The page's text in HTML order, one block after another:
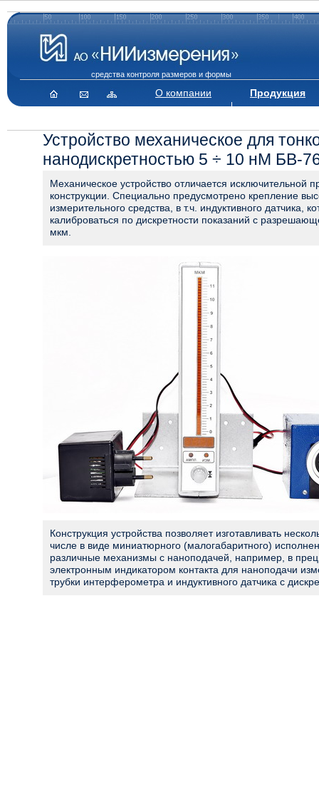
средства контроля размеров и формы
О компании Продукция
Устройство механическое для
нанодискретностью 5 ÷ 10 нМ БВ-
Механическое устройство отличается исключительной
конструкции. Специально предусмотрено крепление
измерительного средства, в т.ч. индуктивного датчика,
калиброваться по дискретности показаний с
мкм.
Конструкция устройства позволяет изготавливать
числе в виде миниатюрного (малогабаритного)
различные механизмы с наноподачей, например, в
электронным индикатором контакта для наноподачи
трубки интерферометра и индуктивного датчика с